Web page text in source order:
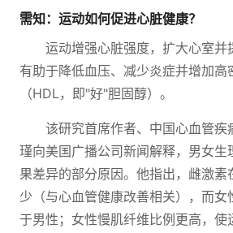
需知：运动如何促进心脏健康？
运动增强心脏强度，扩大心室并
有助于降低血压、减少炎症并增加高
（HDL，即"好"胆固醇）。
该研究首席作者、中国心血管疾
瑾向美国广播公司新闻解释，男女生
果差异的部分原因。他指出，雌激素
少（与心血管健康改善相关），而女
于男性；女性慢肌纤维比例更高，使